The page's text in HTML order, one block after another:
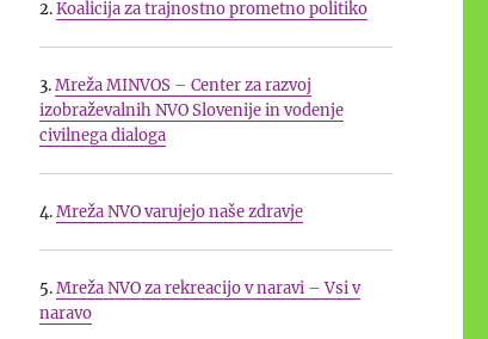
2.Koalicija za trajnostno prometno politiko
3.Mreža MINVOS – Center za razvoj
izobraževalnih NVO Slovenije in vodenje
civilnega dialoga
4.Mreža NVO varujejo naše zdravje
5.Mreža NVO za rekreacijo v naravi – Vsi v
naravo